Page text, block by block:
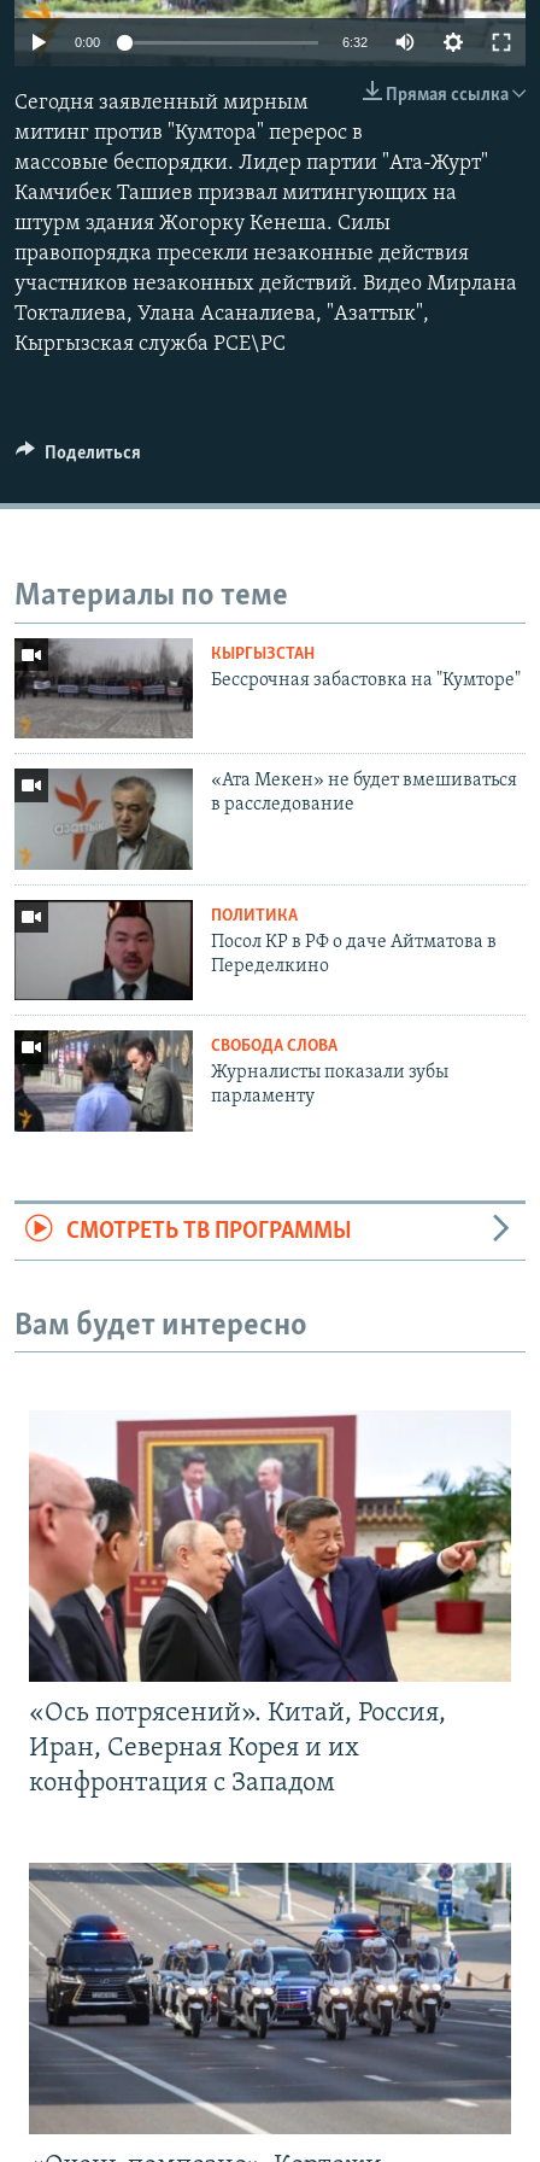
0:00 6:32
Прямая ссылка
Сегодня заявленный мирным
митинг против "Кумтора" перерос в
массовые беспорядки. Лидер партии "Ата-Журт"
Камчибек Ташиев призвал митингующих на
штурм здания Жогорку Кенеша. Силы
правопорядка пресекли незаконные действия
участников незаконных действий. Видео Мирлана
Токталиева, Улана Асаналиева, "Азаттык",
Кыргызская служба РСЕ\РС
Поделиться
Материалы по теме
КЫРГЫЗСТАН
Бессрочная забастовка на "Кумторе"
«Ата Мекен» не будет вмешиваться
в расследование
ПОЛИТИКА
Посол КР в РФ о даче Айтматова в
Переделкино
СВОБОДА СЛОВА
Журналисты показали зубы
парламенту
СМОТРЕТЬ ТВ ПРОГРАММЫ
Вам будет интересно
«Ось потрясений». Китай, Россия,
Иран, Северная Корея и их
конфронтация с Западом